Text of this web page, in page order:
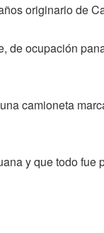
originario de
ocupación
camioneta
y que todo